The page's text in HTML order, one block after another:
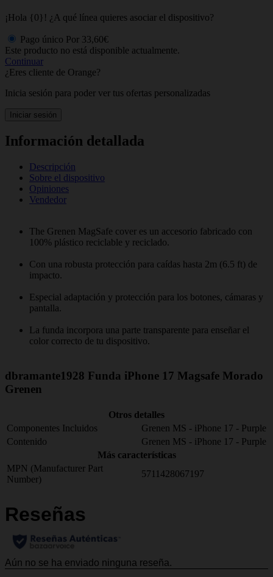
¡Hola {0}! ¿A qué línea quieres asociar el dispositivo?
Pago único Por 33,60€
Este producto no está disponible actualmente.
Continuar
¿Eres cliente de Orange?
Inicia sesión para poder ver tus ofertas personalizadas
Iniciar sesión
Información detallada
Descripción
Sobre el dispositivo
Opiniones
Vendedor
The Grenen MagSafe cover es un accesorio fabricado con
100% plástico reciclable y reciclado.
Con una robusta protección para caídas hasta 2m (6.5 ft) de
impacto.
Especial adaptación y protección para los botones, cámaras y
pantalla.
La funda incorpora una parte transparente para enseñar el
color correcto de tu dispositivo.
dbramante1928 Funda iPhone 17 Magsafe Morado
Grenen
Otros detalles
Componentes Incluidos
Grenen MS - iPhone 17 - Purple
Contenido
Grenen MS - iPhone 17 - Purple
Más características
MPN (Manufacturer Part
Number)
5711428067197